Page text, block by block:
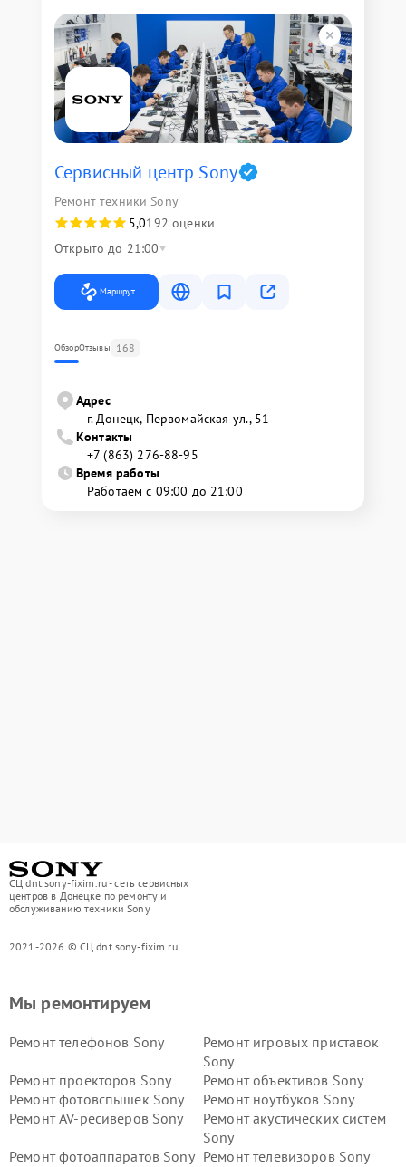
Сервисный центр Sony
Ремонт техники Sony
5,0192 оценки
Открыто до 21:00
Маршрут
ОбзорОтзывы 168
Адрес
г. Донецк, Первомайская ул., 51
Контакты
+7 (863) 276-88-95
Время работы
Работаем с 09:00 до 21:00
СЦ dnt.sony-fixim.ru - сеть сервисных
центров в Донецке по ремонту и
обслуживанию техники Sony
2021-2026 © СЦ dnt.sony-fixim.ru
Мы ремонтируем
Ремонт телефонов Sony
Ремонт игровых приставок
Sony
Ремонт проекторов Sony
Ремонт объективов Sony
Ремонт фотовспышек Sony
Ремонт ноутбуков Sony
Ремонт AV-ресиверов Sony
Ремонт акустических систем
Sony
Ремонт фотоаппаратов Sony Ремонт телевизоров Sony